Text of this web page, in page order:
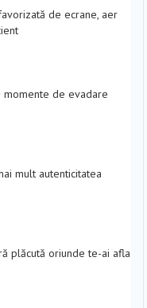
de ecrane, aer
momente de evadare
mult autenticitatea
plăcută oriunde te-ai afla